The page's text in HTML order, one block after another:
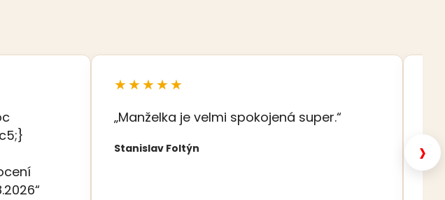
★★★★★
„Manželka je velmi spokojená super.“
Stanislav Foltýn ›